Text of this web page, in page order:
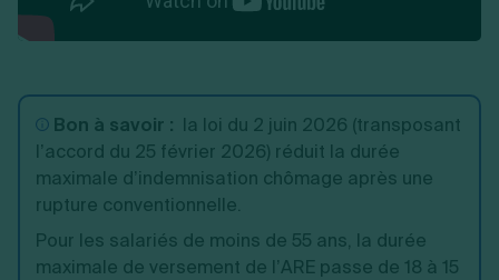
Bon à savoir : la loi du 2 juin 2026 (transposant
l’accord du 25 février 2026) réduit la durée
maximale d’indemnisation chômage après une
rupture conventionnelle.
Pour les salariés de moins de 55 ans, la durée
maximale de versement de l’ARE passe de 18 à 15